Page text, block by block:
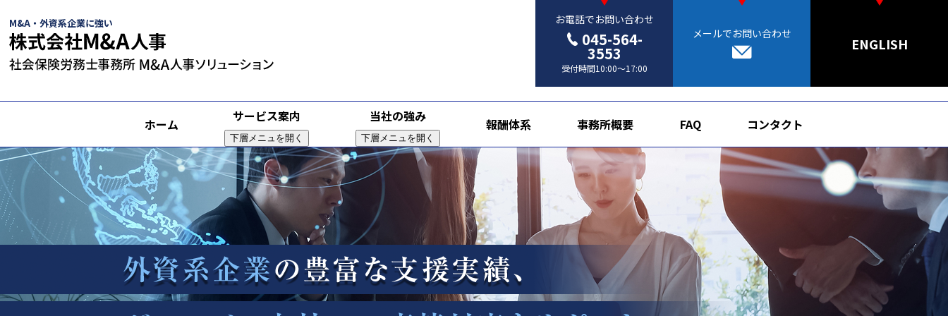
M&A・外資系企業に強い お電話でお問い合わせ
045-564-
3553
受付時間10:00～17:00
メールでお問い合わせ
ENGLISH
ホーム サービス案内
下層メニュを開く
当社の強み
下層メニュを開く
報酬体系 事務所概要 FAQ コンタクト